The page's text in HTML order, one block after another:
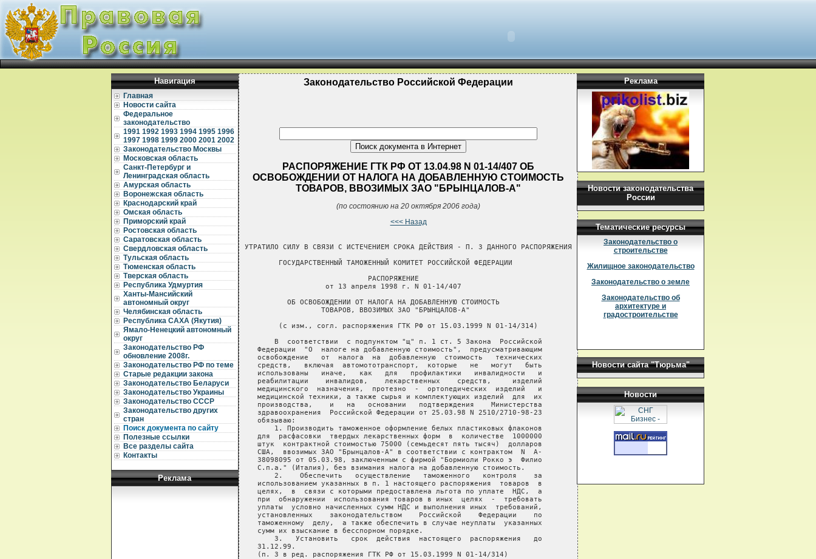
Навигация
Главная
Новости сайта
Федеральное
законодательство
1991 1992 1993 1994 1995 1996
1997 1998 1999 2000 2001 2002
Законодательство Москвы
Московская область
Санкт-Петербург и
Ленинградская область
Амурская область
Воронежская область
Краснодарский край
Омская область
Приморский край
Ростовская область
Саратовская область
Свердловская область
Тульская область
Тюменская область
Тверская область
Республика Удмуртия
Ханты-Мансийский
автономный округ
Челябинская область
Республика САХА (Якутия)
Ямало-Ненецкий автономный
округ
Законодательство РФ
обновление 2008г.
Законодательство РФ по теме
Старые редакции закона
Законодательство Беларуси
Законодательство Украины
Законодательство СССР
Законодательство других
стран
Поиск документа по сайту
Полезные ссылки
Все разделы сайта
Контакты
Реклама
Законодательство Российской Федерации
РАСПОРЯЖЕНИЕ ГТК РФ ОТ 13.04.98 N 01-14/407 ОБ
ОСВОБОЖДЕНИИ ОТ НАЛОГА НА ДОБАВЛЕННУЮ СТОИМОСТЬ
ТОВАРОВ, ВВОЗИМЫХ ЗАО "БРЫНЦАЛОВ-А"
(по состоянию на 20 октября 2006 года)
<<< Назад
УТРАТИЛО СИЛУ В СВЯЗИ С ИСТЕЧЕНИЕМ СРОКА ДЕЙСТВИЯ - П. 3 ДАННОГО РАСПОРЯЖЕНИЯ
        ГОСУДАРСТВЕННЫЙ ТАМОЖЕННЫЙ КОМИТЕТ РОССИЙСКОЙ ФЕДЕРАЦИИ
                             РАСПОРЯЖЕНИЕ
                   от 13 апреля 1998 г. N 01-14/407
          ОБ ОСВОБОЖДЕНИИ ОТ НАЛОГА НА ДОБАВЛЕННУЮ СТОИМОСТЬ
                  ТОВАРОВ, ВВОЗИМЫХ ЗАО "БРЫНЦАЛОВ-А"
        (с изм., согл. распоряжения ГТК РФ от 15.03.1999 N 01-14/314)
       В  соответствии  с подпунктом "щ" п. 1 ст. 5 Закона  Российской
   Федерации  "О  налоге на добавленную стоимость",  предусматривающим
   освобождение   от  налога  на  добавленную  стоимость   технических
   средств,   включая  автомототранспорт,  которые   не   могут   быть
   использованы   иначе,   как   для   профилактики   инвалидности   и
   реабилитации    инвалидов,    лекарственных    средств,     изделий
   медицинского  назначения,  протезно  -  ортопедических  изделий   и
   медицинской техники, а также сырья и комплектующих изделий  для  их
   производства,    и   на   основании   подтверждения    Министерства
   здравоохранения  Российской Федерации от 25.03.98 N 2510/2710-98-23
   обязываю:
       1. Производить таможенное оформление белых пластиковых флаконов
   для  расфасовки  твердых лекарственных форм  в  количестве  1000000
   штук  контрактной стоимостью 75000 (семьдесят пять тысяч)  долларов
   США,  ввозимых ЗАО "Брынцалов-А" в соответствии с контрактом  N  А-
   38098095 от 05.03.98, заключенным с фирмой "Бормиоли Рокко э  Филио
   С.п.а." (Италия), без взимания налога на добавленную стоимость.
       2.    Обеспечить   осуществление   таможенного   контроля    за
   использованием указанных в п. 1 настоящего распоряжения  товаров  в
   целях,  в  связи с которыми предоставлена льгота по уплате  НДС,  а
   при  обнаружении  использования товаров в иных  целях  -  требовать
   уплаты  условно начисленных сумм НДС и выполнения иных  требований,
   установленных    законодательством    Российской    Федерации    по
   таможенному  делу,  а также обеспечить в случае неуплаты  указанных
   сумм их взыскание в бесспорном порядке.
       3.   Установить   срок  действия  настоящего  распоряжения   до
   31.12.99.
   (п. 3 в ред. распоряжения ГТК РФ от 15.03.1999 N 01-14/314)
Реклама
Новости законодательства
России
Тематические ресурсы
Законодательство о
строительстве
Жилищное законодательство
Законодательство о земле
Законодательство об
архитектуре и
градостроительстве
Новости сайта "Тюрьма"
Новости